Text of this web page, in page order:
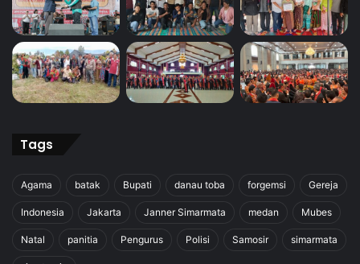
Tags
Agama batak Bupati danau toba forgemsi Gereja
Indonesia Jakarta Janner Simarmata medan Mubes
Natal panitia Pengurus Polisi Samosir simarmata